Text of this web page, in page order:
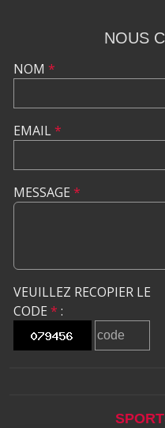
NOUS
NOM *
EMAIL*
MESSAGE *
VEUILLEZ RECOPIER LE
CODE * :